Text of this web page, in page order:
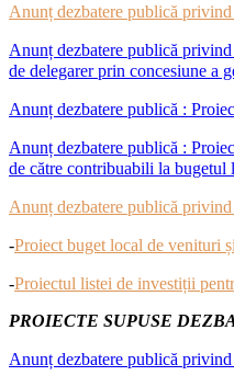
Anunț dezbatere publică
Anunț dezbatere publică
de delegarer prin concesiune a
Anunț dezbatere publică :
Anunț dezbatere publică :
de către contribuabili la bugetul
Anunț dezbatere publică
-Proiect buget local de venituri
-Proiectul listei de investiții
PROIECTE SUPUSE
Anunț dezbatere publică